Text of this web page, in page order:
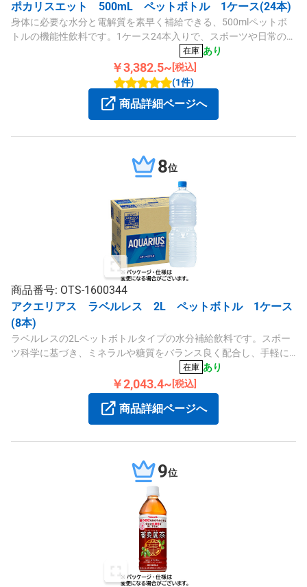
ポカリスエット 500mL ペットボトル 1ケース(24本)
身体に必要な水分と電解質を素早く補給できる、500mlペットボ
トルの機能性飲料です。1ケース24本入りで、スポーツや日常の水
在庫 あり
￥3,382.5~ [税込]
(1件)
商品詳細ページへ
8位
商品番号: OTS-1600344
アクエリアス ラベルレス 2L ペットボトル 1ケース
(8本)
ラベルレスの2Lペットボトルタイプの水分補給飲料です。スポー
ツ科学に基づき、ミネラルや糖質をバランス良く配合し、手軽に
在庫 あり
￥2,043.4~ [税込]
商品詳細ページへ
9位